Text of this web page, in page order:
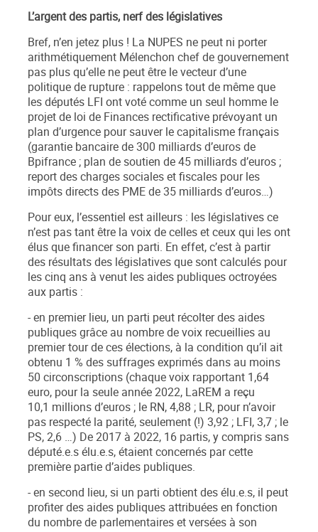
L’argent des partis, nerf des législatives
Bref, n’en jetez plus ! La NUPES ne peut ni porter
arithmétiquement Mélenchon chef de gouvernement
pas plus qu’elle ne peut être le vecteur d’une
politique de rupture : rappelons tout de même que
les députés LFI ont voté comme un seul homme le
projet de loi de Finances rectificative prévoyant un
plan d’urgence pour sauver le capitalisme français
(garantie bancaire de 300 milliards d’euros de
Bpifrance ; plan de soutien de 45 milliards d’euros ;
report des charges sociales et fiscales pour les
impôts directs des PME de 35 milliards d’euros…)
Pour eux, l’essentiel est ailleurs : les législatives ce
n’est pas tant être la voix de celles et ceux qui les ont
élus que financer son parti. En effet, c’est à partir
des résultats des législatives que sont calculés pour
les cinq ans à venut les aides publiques octroyées
aux partis :
- en premier lieu, un parti peut récolter des aides
publiques grâce au nombre de voix recueillies au
premier tour de ces élections, à la condition qu’il ait
obtenu 1 % des suffrages exprimés dans au moins
50 circonscriptions (chaque voix rapportant 1,64
euro, pour la seule année 2022, LaREM a reçu
10,1 millions d’euros ; le RN, 4,88 ; LR, pour n’avoir
pas respecté la parité, seulement (!) 3,92 ; LFI, 3,7 ; le
PS, 2,6 …) De 2017 à 2022, 16 partis, y compris sans
député.e.s élu.e.s, étaient concernés par cette
première partie d’aides publiques.
- en second lieu, si un parti obtient des élu.e.s, il peut
profiter des aides publiques attribuées en fonction
du nombre de parlementaires et versées à son